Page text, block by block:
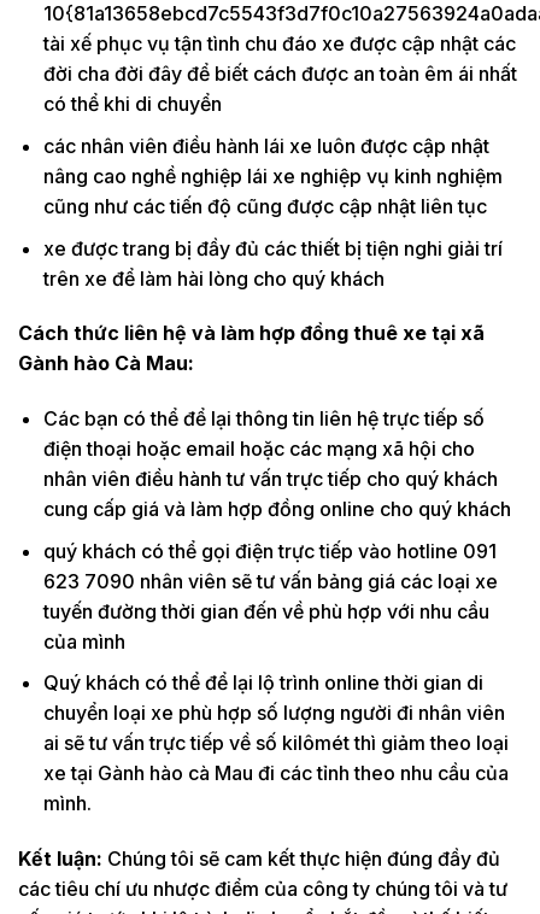
tài xế phục vụ tận tình chu đáo xe được cập nhật các
đời cha đời đây để biết cách được an toàn êm ái nhất
có thể khi di chuyển
các nhân viên điều hành lái xe luôn được cập nhật
nâng cao nghề nghiệp lái xe nghiệp vụ kinh nghiệm
cũng như các tiến độ cũng được cập nhật liên tục
xe được trang bị đầy đủ các thiết bị tiện nghi giải trí
trên xe để làm hài lòng cho quý khách
Cách thức liên hệ và làm hợp đồng thuê xe tại xã
Gành hào Cà Mau:
Các bạn có thể để lại thông tin liên hệ trực tiếp số
điện thoại hoặc email hoặc các mạng xã hội cho
nhân viên điều hành tư vấn trực tiếp cho quý khách
cung cấp giá và làm hợp đồng online cho quý khách
quý khách có thể gọi điện trực tiếp vào hotline 091
623 7090 nhân viên sẽ tư vấn bảng giá các loại xe
tuyến đường thời gian đến về phù hợp với nhu cầu
của mình
Quý khách có thể để lại lộ trình online thời gian di
chuyển loại xe phù hợp số lượng người đi nhân viên
ai sẽ tư vấn trực tiếp về số kilômét thì giảm theo loại
xe tại Gành hào cà Mau đi các tỉnh theo nhu cầu của
mình.
Kết luận: Chúng tôi sẽ cam kết thực hiện đúng đầy đủ
các tiêu chí ưu nhược điểm của công ty chúng tôi và tư